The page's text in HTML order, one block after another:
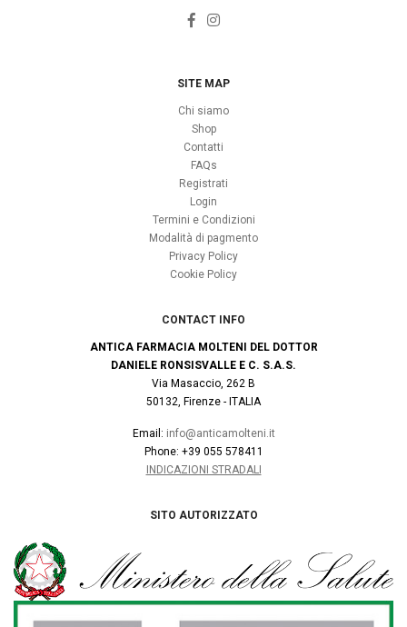
SITE MAP
Chi siamo
Shop
Contatti
FAQs
Registrati
Login
Termini e Condizioni
Modalità di pagmento
Privacy Policy
Cookie Policy
CONTACT INFO
ANTICA FARMACIA MOLTENI DEL DOTTOR
DANIELE RONSISVALLE E C. S.A.S.
Via Masaccio, 262 B
50132, Firenze - ITALIA
Email: info@anticamolteni.it
Phone: +39 055 578411
INDICAZIONI STRADALI
SITO AUTORIZZATO